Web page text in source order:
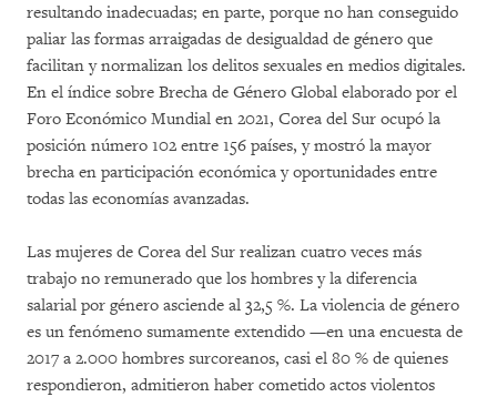
resultando inadecuadas; en parte, porque no han conseguido
paliar las formas arraigadas de desigualdad de género que
facilitan y normalizan los delitos sexuales en medios digitales.
En el índice sobre Brecha de Género Global elaborado por el
Foro Económico Mundial en 2021, Corea del Sur ocupó la
posición número 102 entre 156 países, y mostró la mayor
brecha en participación económica y oportunidades entre
todas las economías avanzadas.
Las mujeres de Corea del Sur realizan cuatro veces más
trabajo no remunerado que los hombres y la diferencia
salarial por género asciende al 32,5 %. La violencia de género
es un fenómeno sumamente extendido —en una encuesta de
2017 a 2.000 hombres surcoreanos, casi el 80 % de quienes
respondieron, admitieron haber cometido actos violentos